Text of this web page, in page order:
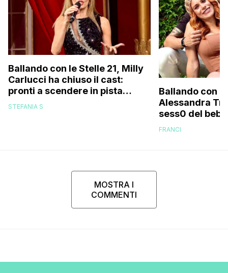
Ballando con le Stelle 21, Milly
Carlucci ha chiuso il cast:
pronti a scendere in pista
anche un personaggio molto
STEFANIA S
Ballando con
Alessandra
sess0 del
FRANCI
MOSTRA I
COMMENTI